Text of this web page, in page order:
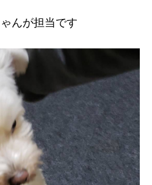
んが担当です